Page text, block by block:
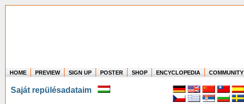
Where in the world have you flown?
How long have you been in the air?
Create your own FlightMemory and see!
HOME PREVIEW SIGN UP POSTER SHOP ENCYCLOPEDIA COMMUNITY
Saját repülésadataim